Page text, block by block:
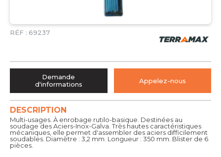
RÉF : 69237
DESCRIPTION
Multi-usages. À enrobage rutilo-basique. Destinées au
soudage des Aciers-Inox-Galva. Très hautes caractéristiques
mécaniques, elle permet d'assembler des aciers difficilement
soudables. Diamètre : 3,2 mm. Longueur : 350 mm. Blister de 6
pièces.
Demande
d'informations
Appelez-nous